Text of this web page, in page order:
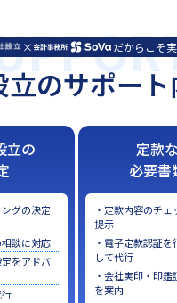
× だからこそ
立のサポー
立の
グの決定
談に対応
をアドバ
定款
必要書
・定款内容のチ
提示
・電子定款認証
して代行
・会社実印・印
を案内